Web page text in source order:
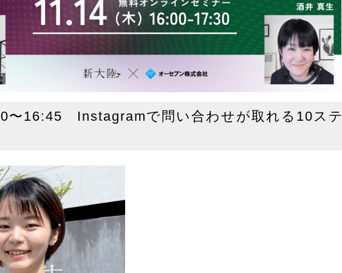
16:45 Instagramで問い合わせが取れる10ステ